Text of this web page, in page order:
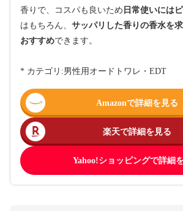
香りで、コスパも良いため 日常使いには
はもちろん、 サッパリした香りの香水を
おすすめできます。
* カテゴリ:男性用オードトワレ・EDT
Amazonで詳細を見る
楽天で詳細を見る
Yahoo!ショッピングで詳細